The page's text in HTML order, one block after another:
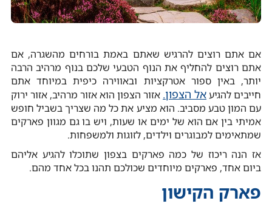
אם אתם רוצים להרגיש שאתם באמת בורחים מהשגרה, אם
אתם רוצים להחליף את הנוף הטבעי שלכם בנוף מרהיב הרבה
יותר, באין ספור אטרקציות ובאווירה כיפית במיוחד אתם
חייבים להגיעאל הצפון. אזור הצפון הוא אזור מרהיב, אזור ירוק
עם המון טבע מסביב. הוא מציע את כל מה שצריך בשביל חופש
אמיתי בין אם הוא של ימים או שעות, ויש בו גם מגוון פארקים
שמתאימים למבוגרים וילדים, לזוגות ולמשפחות.
אז הנה ריכוז של כמה פארקים בצפון שתוכלו להגיע אליהם
ביום אחד, פארקים מיוחדים שכולכם תהנו בכל אחד מהם.
פארק הקישון